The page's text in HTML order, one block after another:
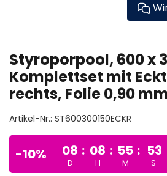
Styroporpool, 600 x
Komplettset mit
rechts, Folie 0,90
Artikel-Nr.: ST600300150ECKR
-10% 08 :
D
08 :
H
55 :
M
51
S